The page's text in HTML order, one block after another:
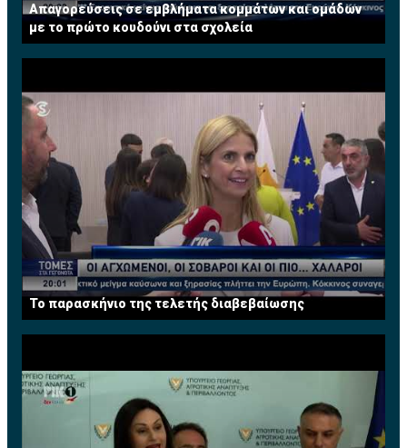
Απαγορεύσεις σε εμβλήματα κομμάτων και ομάδων
με το πρώτο κουδούνι στα σχολεία
Το παρασκήνιο της τελετής διαβεβαίωσης